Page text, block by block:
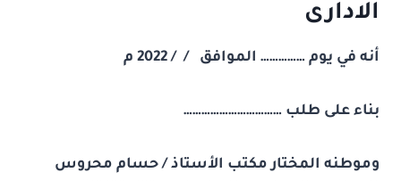
الادارى
أنه في يوم …………… الموافق / /2022 م
بناء على طلب ……………………………
وموطنه المختار مكتب الأستاذ / حسام محروس